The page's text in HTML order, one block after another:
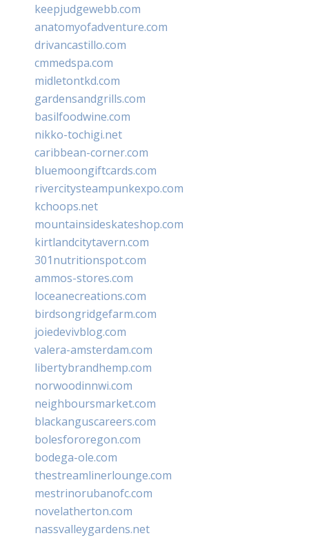
keepjudgewebb.com
anatomyofadventure.com
drivancastillo.com
cmmedspa.com
midletontkd.com
gardensandgrills.com
basilfoodwine.com
nikko-tochigi.net
caribbean-corner.com
bluemoongiftcards.com
rivercitysteampunkexpo.com
kchoops.net
mountainsideskateshop.com
kirtlandcitytavern.com
301nutritionspot.com
ammos-stores.com
loceanecreations.com
birdsongridgefarm.com
joiedevivblog.com
valera-amsterdam.com
libertybrandhemp.com
norwoodinnwi.com
neighboursmarket.com
blackanguscareers.com
bolesfororegon.com
bodega-ole.com
thestreamlinerlounge.com
mestrinorubanofc.com
novelatherton.com
nassvalleygardens.net